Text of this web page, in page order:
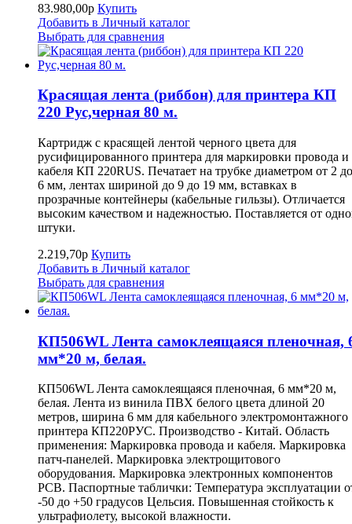
83.980,00р Купить
Добавить в Личный каталог
Выбрать для сравнения
Красящая лента (риббон) для принтера КП
220 Рус,черная 80 м.
Картридж с красящей лентой черного цвета для
русифицированного принтера для маркировки провода и
кабеля КП 220RUS. Печатает на трубке диаметром от 2 до
6 мм, лентах шириной до 9 до 19 мм, вставках в
прозрачные контейнеры (кабельные гильзы). Отличается
высоким качеством и надежностью. Поставляется от
штуки.
2.219,70р Купить
Добавить в Личный каталог
Выбрать для сравнения
КП506WL Лента самоклеящаяся пленочная,
мм*20 м, белая.
КП506WL Лента самоклеящаяся пленочная, 6 мм*20 м,
белая. Лента из винила ПВХ белого цвета длиной 20
метров, ширина 6 мм для кабельного электромонтажного
принтера КП220РУС. Производство - Китай. Область
применения: Маркировка провода и кабеля. Маркировка
патч-панелей. Маркировка электрощитового
оборудования. Маркировка электронных компонентов
РСВ. Паспортные таблички: Температура эксплуатации
-50 до +50 градусов Цельсия. Повышенная стойкость к
ультрафиолету, высокой влажности.